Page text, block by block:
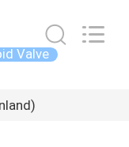
Valve